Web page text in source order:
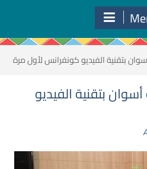
بتقنية الفيديو كونفرانس لأول مرة
بتقنية الفيديو